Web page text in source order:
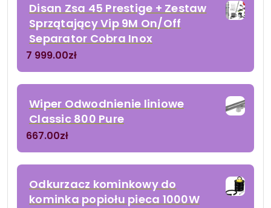
Disan Zsa 45 Prestige + Zestaw
Sprzątający Vip 9M On/Off
Separator Cobra Inox
7 999.00zł
Wiper Odwodnienie liniowe
Classic 800 Pure
667.00zł
Odkurzacz kominkowy do
kominka popiołu pieca 1000W